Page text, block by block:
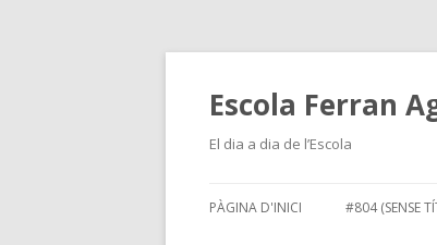
Escola Ferran
El dia a dia de l’Escola
PÀGINA D'INICI #804 (SENSE